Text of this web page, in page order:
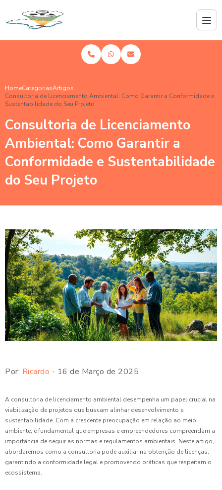
HomeCategoriasArtigos
Consultoria de Licenciamento Ambiental: Como Garantir a Conformidade e
Sustentabilidade do Seu Projeto
Consultoria de Licenciamento
Ambiental: Como Garantir a
Conformidade e Sustentabilidade
do Seu Projeto
Por: Ricardo - 16 de Março de 2025
A consultoria de licenciamento ambiental desempenha um papel crucial na
viabilização de projetos que buscam alinhar desenvolvimento e
sustentabilidade. Com a crescente preocupação em relação ao meio
ambiente, é fundamental que empresas e empreendedores compreendam a
importância de seguir as normas e regulamentos ambientais. Neste artigo,
abordaremos como a consultoria pode auxiliar na obtenção de licenças,
garantindo a conformidade legal e promovendo práticas que respeitam o
ecossistema.